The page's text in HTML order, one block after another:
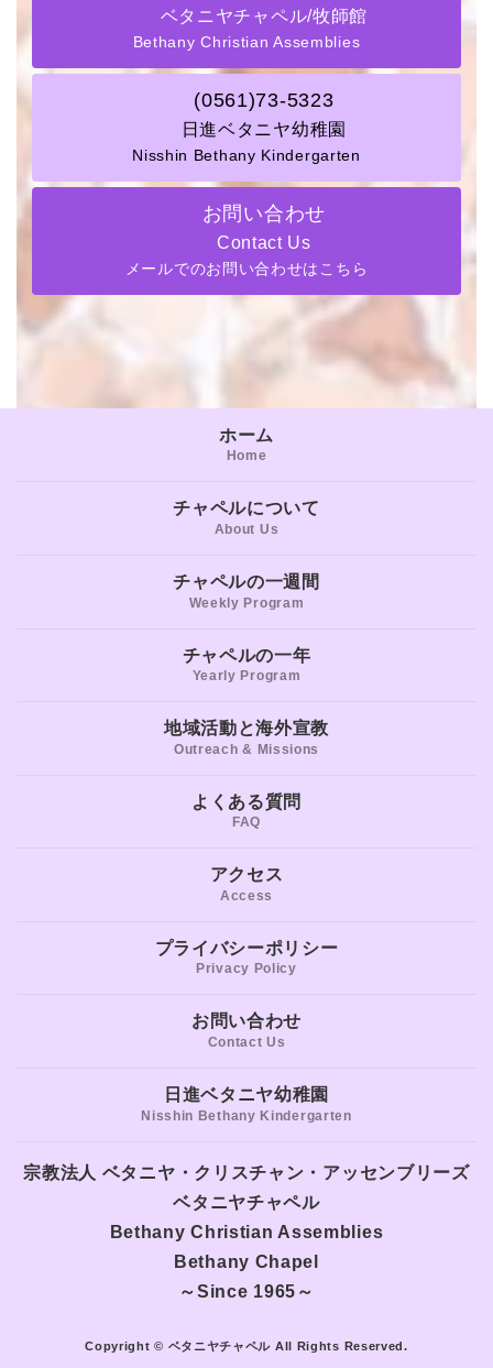
ベタニヤチャペル/牧師館
Bethany Christian Assemblies
(0561)73-5323
日進ベタニヤ幼稚園
Nisshin Bethany Kindergarten
お問い合わせ
Contact Us
メールでのお問い合わせはこちら
ホーム
Home
チャペルについて
About Us
チャペルの一週間
Weekly Program
チャペルの一年
Yearly Program
地域活動と海外宣教
Outreach & Missions
よくある質問
FAQ
アクセス
Access
プライバシーポリシー
Privacy Policy
お問い合わせ
Contact Us
日進ベタニヤ幼稚園
Nisshin Bethany Kindergarten
宗教法人 ベタニヤ・クリスチャン・アッセンブリーズ
ベタニヤチャペル
Bethany Christian Assemblies
Bethany Chapel
～Since 1965～
Copyright © ベタニヤチャペル All Rights Reserved.